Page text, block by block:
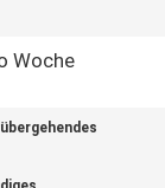
Woche